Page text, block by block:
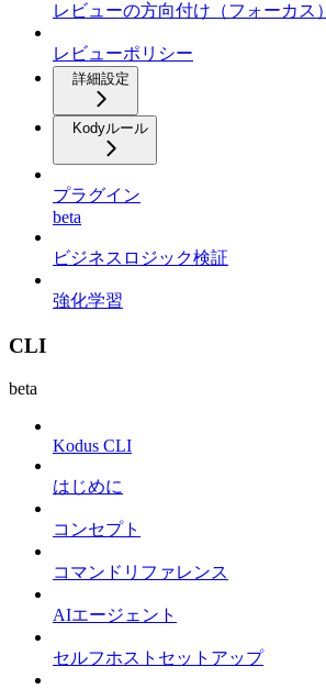
レビューの方向付け（フォーカス）
レビューポリシー
詳細設定
Kodyルール
プラグイン
beta
ビジネスロジック検証
強化学習
CLI
beta
Kodus CLI
はじめに
コンセプト
コマンドリファレンス
AIエージェント
セルフホストセットアップ